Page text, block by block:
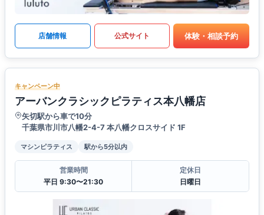
店舗情報 公式サイト 体験・相談予約
キャンペーン中
アーバンクラシックピラティス本八幡店
矢切駅から車で10分
千葉県市川市八幡2-4-7 本八幡クロスサイド 1F
マシンピラティス 駅から5分以内
営業時間
平日 9:30〜21:30
定休日
日曜日